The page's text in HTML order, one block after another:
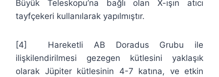
Büyük Teleskopu’na bağlı olan X-ışın atıcı
tayfçekeri kullanılarak yapılmıştır.
[4] Hareketli AB Doradus Grubu ile
ilişkilendirilmesi gezegen kütlesini yaklaşık
olarak Jüpiter kütlesinin 4-7 katına, ve etkin